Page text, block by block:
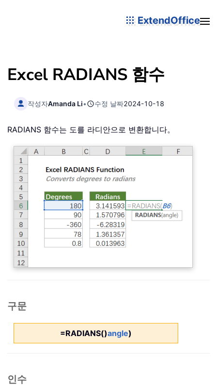
ExtendOffice
Excel RADIANS 함수
작성자Amanda Li• 수정 날짜2024-10-18
RADIANS 함수는 도를 라디안으로 변환합니다。
구문
=RADIANS()angle)
인수